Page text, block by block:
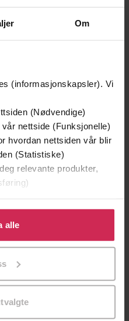
Om
(informasjonskapsler). Vi
(Nødvendige)
nettside (Funksjonelle)
hvordan nettsiden vår blir
(Statistiske)
relevante produkter,
ditt samtykke til å
Du kan også
formål ved å klikke
alle
355,-
Mandarin Chinese Vocabulary Course (Michel Thomas Method) - Full course